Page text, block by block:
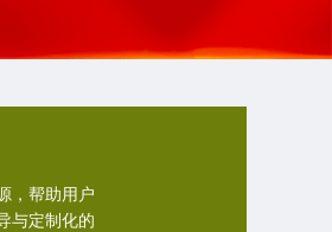
，帮助用户
与定制化的